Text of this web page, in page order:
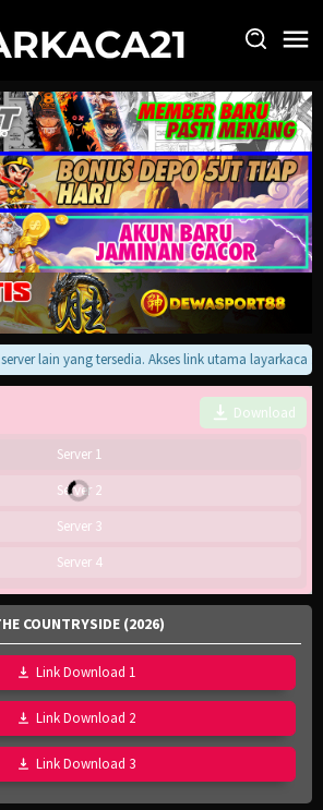
lain yang tersedia. Akses link utama layarkaca
Download
Server 1
Server 2
Server 3
Server 4
COUNTRYSIDE (2026)
Link Download 1
Link Download 2
Link Download 3